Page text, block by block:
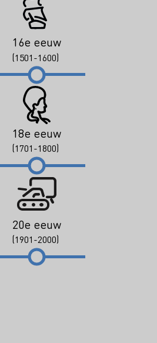
16e eeuw
(1501-1600)
18e eeuw
(1701-1800)
20e eeuw
(1901-2000)